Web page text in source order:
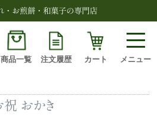
・お煎餅・和菓子の専門店
商品一覧 注文履歴 カート メニュー
検索
祝 おかき